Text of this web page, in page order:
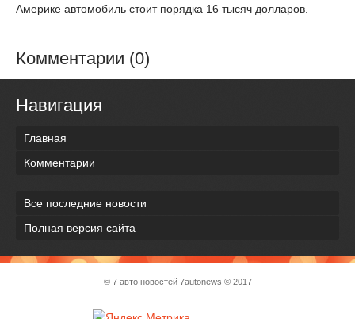
Америке автомобиль стоит порядка 16 тысяч долларов.
Комментарии (0)
Навигация
Главная
Комментарии
Все последние новости
Полная версия сайта
© 7 авто новостей 7autonews © 2017